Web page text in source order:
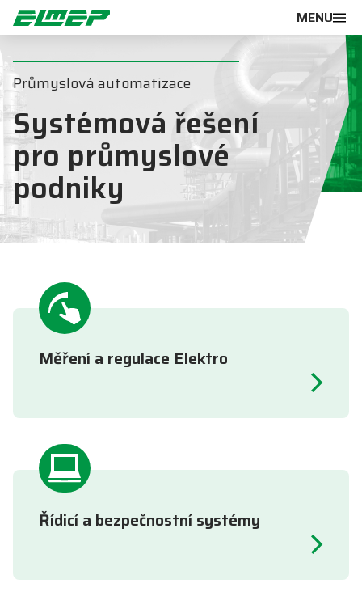
MENU
Průmyslová automatizace
Systémová řešení
pro průmyslové
podniky
Měření a regulace Elektro
Řídicí a bezpečnostní systémy